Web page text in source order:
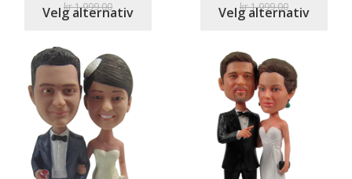
kr1.999,00
Velg alternativ kr1.999,00
Velg alternativ